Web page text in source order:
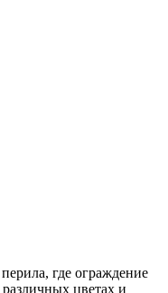
где ограждение
цветах и